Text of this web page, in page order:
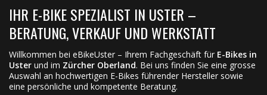
IHR E-BIKE SPEZIALIST IN USTER –
BERATUNG, VERKAUF UND WERKSTATT
Willkommen bei eBikeUster – Ihrem Fachgeschäft für E-Bikes in
Uster und im Zürcher Oberland. Bei uns finden Sie eine grosse
Auswahl an hochwertigen E-Bikes führender Hersteller sowie
eine persönliche und kompetente Beratung.